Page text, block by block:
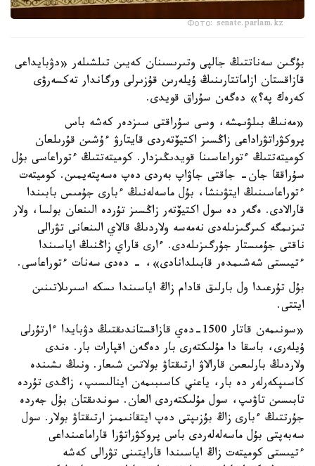
Фото: senate.parlam.kz
بۇگىن سەناتتىڭ جالپى وتىرىسىنان كەيىن تىلشىلەر «دۋبايداعى
قازاقستان ازاماتتارىنىڭ ۇيلەرىن قۇزىرلى ورگاندار تەكسەرۋى
كەرەك پە؟» دەگەن سۇراق قويدى.
«مەنىڭ بىلۋىمشە، وسى سۇراقتى سىزدەر كەشە باس
پروكۋراتۋراداعى زاڭسىز اكتيۆتەردى قايتارۋ ءۇشىن قۇرىلعان
كوميتەتتىڭ ءتوراعاسىنا قويدىڭىزدار. كوميتەتتىڭ ءتوراعاسى بۇل
سۇراققا جان- جاقتى جاۋاپ بەردى دەپ ەسەپتەيمىن. كوميتەت
ءتوراعاسىنىڭ ايتۋىنشا، بۇل ماسەلەنىڭ ءبارى جۇمىس بابىندا
قارالادى. ەگەر دە سول اكتيۆتەر زاڭسىز تۇردە الىنعان بولسا، ولار
تىزىمگە كىرگىزىلەدى نەمەسە ولاردىڭ قالاي الىنعانى تۋرالى
ناقتى جۇمىستار جۇرگىزىلەدى. ءارى قاراي زاڭنىڭ اياسىندا
ءتيىستى شەشىمدەر قابىلدانادى»، - دەدى سەنات ءتوراعاسى.
بۇل تۇرعىدا ول بارلىق قادام زاڭ اياسىندا ىسكە اسىرىلاتىنىن
ايتتى.
«سونىمەن قاتار 1500-دەي قازاقستاندىقتىڭ دۋبايدا ءارتۇرلى
ۇيلەرى، باسقا دا مۇلىكتەرى بار دەگەن اقپارات بار. ەندى
ولاردىڭ بارلىعىن قارالاۋ ارتىقتاۋ بولاتىن شىعار. ونىڭ ىشىندە
كاسىپكەرلەر دە بار، ياعني كاسىبىمەن اينالىسىپ، زاڭدى تۇردە
تابىسىن تاۋىپ، سول مۇلىكتەردى العان. سوندىقتان بۇل جەردە
جۇرتتىڭ ءبارى زاڭ بۇزىپتى دەپ ايتقانىمىز ارتىقتاۋ بولار. سول
سەبەپتى بۇل ماسەلەلەردى باس پروكۋراتۋرا قاراماعىنداعى
ءتيىستى كوميتەت زاڭ اياسىندا قارايتىنى تۋرالى كەشە